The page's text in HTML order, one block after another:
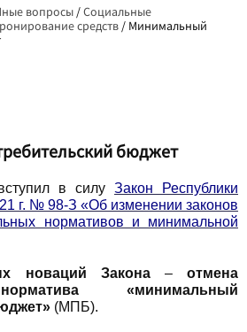
вопросы /Социальные
средств / Минимальный
бюджет
в силу Закон Республики
г. № 98-З «Об изменении законов
нормативов и минимальной
новаций Закона–отмена
«минимальный
(МПБ).